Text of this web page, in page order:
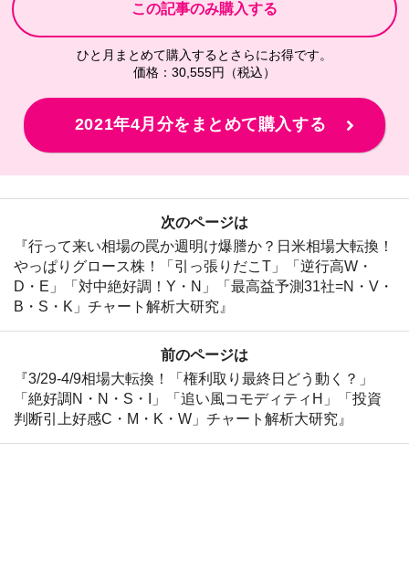
ひと月まとめて購入するとさらにお得です。
価格：30,555円（税込）
2021年4月分をまとめて購入する
前のページは
『3/29-4/9相場大転換！「権利取り最終日どう動く？」
「絶好調N・N・S・I」「追い風コモディティH」「投資
判断引上好感C・M・K・W」チャート解析大研究』
次のページは
『行って来い相場の罠か週明け爆謄か？日米相場大転換！
やっぱりグロース株！「引っ張りだこT」「逆行高W・
D・E」「対中絶好調！Y・N」「最高益予測31社=N・V・
B・S・K」チャート解析大研究』